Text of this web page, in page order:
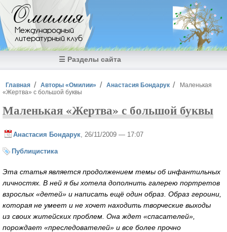
Перейти к основному содержанию
Омилия
Международный
литературный клуб
☰ Разделы сайта
Вы здесь
Главная Авторы «Омилии» Анастасия Бондарук
Маленькая
«Жертва» с большой буквы
Маленькая «Жертва» с большой буквы
Анастасия Бондарук , 26/11/2009 — 17:07
Публицистика
Эта статья является продолжением темы об инфантильных
личностях. В ней я бы хотела дополнить галерею портретов
взрослых «детей» и написать ещё один образ. Образ героини,
которая не умеет и не хочет находить творческие выходы
из своих житейских проблем. Она ждет «спасателей»,
порождает «преследователей» и все более прочно